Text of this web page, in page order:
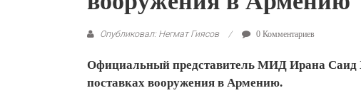
Опубликовал: Негмат Гиясов 0 Комментариев
Официальный представитель МИД Ирана Саид
поставках вооружения в Армению.